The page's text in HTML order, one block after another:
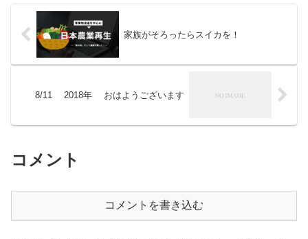
家族がそろったらスイカを！
8/11 2018年 おはようございます
コメント
コメントを書き込む